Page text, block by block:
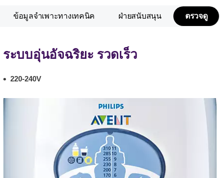
ข้อมูลจำเพาะทางเทคนิค ฝ่ายสนับสนุน ตรวจดู
ระบบอุ่นอัจฉริยะ รวดเร็ว
220-240V